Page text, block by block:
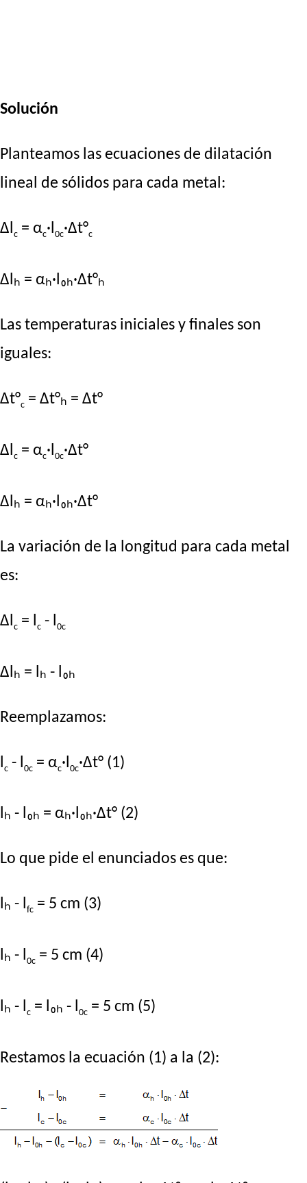
Solución
Planteamos las ecuaciones de dilatación
lineal de sólidos para cada metal:
Δlc = αc·l0c·Δt°c
Δlₕ = αₕ·l₀ₕ·Δt°ₕ
Las temperaturas iniciales y finales son
iguales:
Δt°c = Δt°ₕ = Δt°
Δlc = αc·l0c·Δt°
Δlₕ = αₕ·l₀ₕ·Δt°
La variación de la longitud para cada metal
es:
Δl c = l c - l 0c
Δlₕ = lₕ - l₀ₕ
Reemplazamos:
c - l 0c = αc·l 0c·Δt° (1)
lₕ - l₀ₕ = αₕ·l₀ₕ·Δt° (2)
Lo que pide el enunciados es que:
lₕ - lfc = 5 cm (3)
lₕ - l0c = 5 cm (4)
lₕ - lc = l₀ₕ - l0c = 5 cm (5)
Restamos la ecuación (1) a la (2):